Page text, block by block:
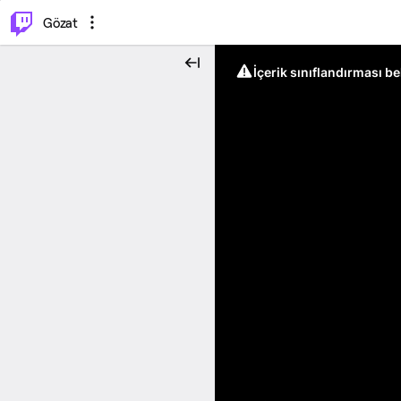
Gözat
İçerik sınıflandırması